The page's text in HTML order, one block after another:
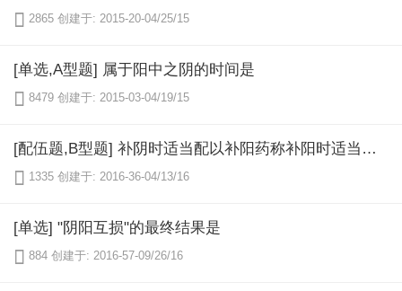
 2865 创建于: 2015-20-04/25/15
[单选,A型题] 属于阳中之阴的时间是
 8479 创建于: 2015-03-04/19/15
[配伍题,B型题] 补阴时适当配以补阳药称补阳时适当配以补阴药称“壮水之主以制阳光”即是“益火之源以消阴翳”即是扶阳以制约阴寒即是
 1335 创建于: 2016-36-04/13/16
[单选] "阴阳互损"的最终结果是
 884 创建于: 2016-57-09/26/16